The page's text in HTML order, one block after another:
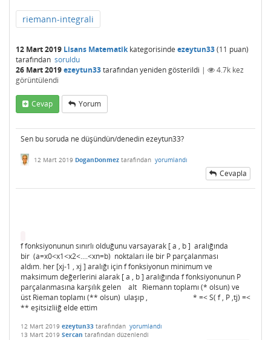
riemann-integrali
12 Mart 2019 Lisans Matematikkategorisinde ezeytun33(11 puan)
tarafından soruldu
26 Mart 2019ezeytun33tarafındanyeniden gösterildi | 4.7k kez
görüntülendi
Cevap Yorum
Sen bu soruda ne düşündün/denedin ezeytun33?
12 Mart 2019 DoganDonmez tarafından yorumlandı
Cevapla
f fonksiyonunun sınırlı olduğunu varsayarak [ a , b ] aralığında
bir (a=x0<x1<x2<....<xn=b) noktaları ile bir P parçalanması
aldım. her [xj-1 , xj ] aralığı için f fonksiyonun minimum ve
maksimum değerlerini alarak [ a , b ] aralığında f fonksiyonunun P
parçalanmasına karşılık gelen alt Riemann toplamı (* olsun) ve
üst Rieman toplamı (** olsun) ulaşıp , * =< S( f , P ,tj) =<
** eşitsizliiğ elde ettim
12 Mart 2019 ezeytun33 tarafından yorumlandı
13 Mart 2019 Sercan tarafından düzenlendi